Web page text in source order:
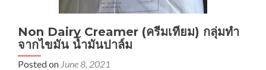
Non Dairy Creamer (ครีมเทียม) กลุ่มทำ
จากไขมัน น้ำมันปาล์ม
Posted on June 8, 2021